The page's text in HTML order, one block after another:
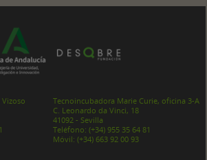
Tecnoincubadora Marie Curie, oficina 3-A
C. Leonardo da Vinci, 18
41092 - Sevilla
Teléfono: (+34) 955 35 64 81
Móvil: (+34) 663 92 00 93